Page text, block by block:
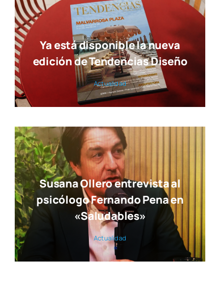
Ya está disponible la nueva
edición de Tendencias Diseño
Actua­li­dad
Susana Ollero entrevista al
psicólogo Fernando Pena en
«Saludables»
Actua­li­dad